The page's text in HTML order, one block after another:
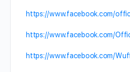
https://www.facebook.com/
https://www.facebook.com/
https://www.facebook.com/